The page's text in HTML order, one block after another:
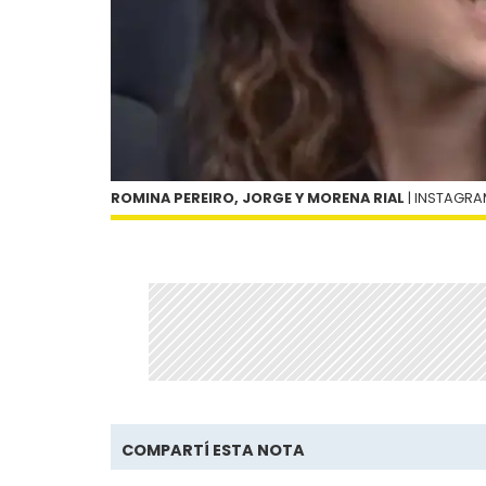
ROMINA PEREIRO, JORGE Y MORENA RIAL |
COMPARTÍ ESTA NOTA